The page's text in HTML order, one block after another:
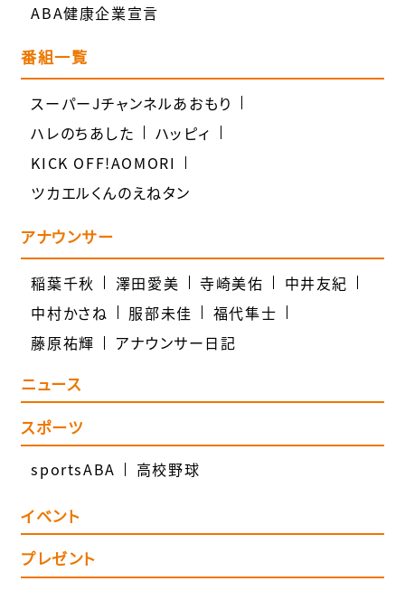
ABA健康企業宣言
番組一覧
スーパーJチャンネルあおもり
ハレのちあした
ハッピィ
KICK OFF!AOMORI
ツカエルくんのえねタン
アナウンサー
稲葉千秋 澤田愛美 寺崎美佑
中井友紀
中村かさね
服部未佳
福代隼士
藤原祐輝
アナウンサー日記
ニュース
スポーツ
sportsABA 高校野球
イベント
プレゼント